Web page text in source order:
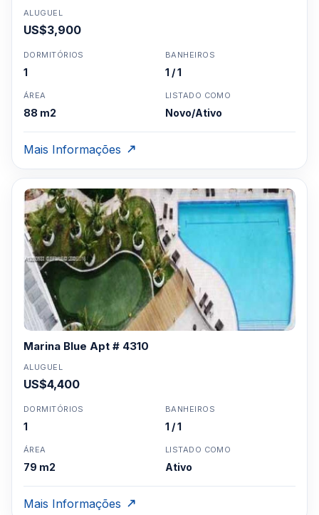
ALUGUEL
US$3,900
DORMITÓRIOS
1
BANHEIROS
1 / 1
ÁREA
88 m2
LISTADO COMO
Novo/Ativo
Mais Informações
Marina Blue Apt # 4310
ALUGUEL
US$4,400
DORMITÓRIOS
1
BANHEIROS
1 / 1
ÁREA
79 m2
LISTADO COMO
Ativo
Mais Informações